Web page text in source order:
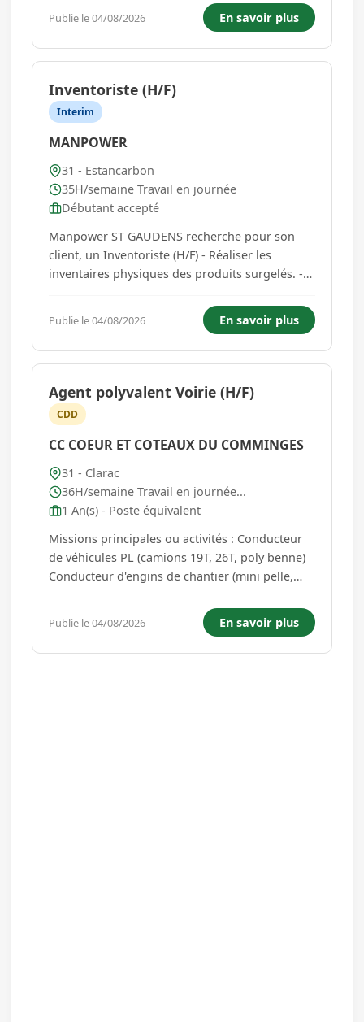
contribuez au bon fonctionnement
administratif en assurant la préparation, la mise
à jour et la gestion courante des dossi...
Publie le 04/08/2026 En savoir plus
Inventoriste (H/F)
Interim
MANPOWER
31 - Estancarbon
35H/semaine Travail en journée
Débutant accepté
Manpower ST GAUDENS recherche pour son
client, un Inventoriste (H/F) - Réaliser les
inventaires physiques des produits surgelés. -
stock dans le système informatique. - Participer
aux opérat...
Publie le 04/08/2026 En savoir plus
Agent polyvalent Voirie (H/F)
CDD
CC COEUR ET COTEAUX DU COMMINGES
31 - Clarac
36H/semaine Travail en journée...
1 An(s) - Poste équivalent
Missions principales ou activités : Conducteur
de véhicules PL (camions 19T, 26T, poly benne)
Conducteur d'engins de chantier (mini pelle,
d'entretien et de nettoyage de la voirie
communale, S'assurer d...
Publie le 04/08/2026 En savoir plus